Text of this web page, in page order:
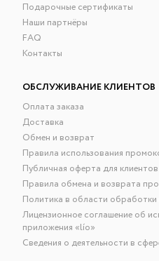
Подарочные сертификаты
Наши партнёры
FAQ
Контакты
ОБСЛУЖИВАНИЕ КЛИЕНТОВ
Оплата заказа
Доставка
Обмен и возврат
Правила использования
Публичная оферта для клиентов
Правила обмена и возврата
Политика в области
Лицензионное соглашение об
приложения «lío»
Сведения о деятельности в